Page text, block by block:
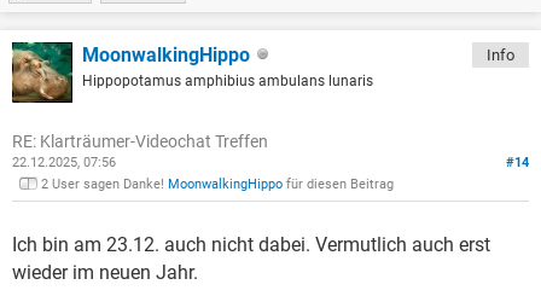
MoonwalkingHippo
Hippopotamus amphibius ambulans lunaris
Info
RE: Klarträumer-Videochat Treffen
#14
22.12.2025, 07:56
2 User sagen Danke! MoonwalkingHippo für diesen Beitrag
Ich bin am 23.12. auch nicht dabei. Vermutlich auch erst
wieder im neuen Jahr.